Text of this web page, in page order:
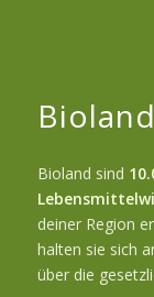
Bioland sind
deiner Region
halten sie sich
über die